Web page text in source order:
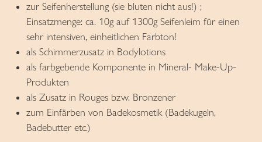
zur Seifenherstellung (sie bluten nicht aus!) ;
Einsatzmenge: ca. 10g auf 1300g Seifenleim für einen
sehr intensiven, einheitlichen Farbton!
als Schimmerzusatz in Bodylotions
als farbgebende Komponente in Mineral- Make-Up-
Produkten
als Zusatz in Rouges bzw. Bronzener
zum Einfärben von Badekosmetik (Badekugeln,
Badebutter etc.)